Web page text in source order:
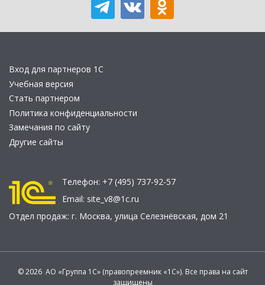
Вход для партнеров 1С
Учебная версия
Стать партнером
Политика конфиденциальности
Замечания по сайту
Другие сайты
Телефон: +7 (495) 737-92-57
Email: site_v8@1c.ru
Отдел продаж: г. Москва, улица Селезнёвская, дом 21
© 2026 АО «Группа 1С» (правопреемник «1С»). Все права на сайт
защищены